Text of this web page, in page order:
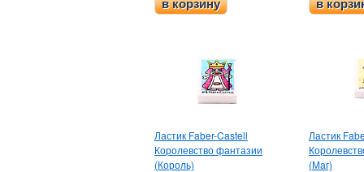
в корзину в
Ластик Faber-Castell
Королевство фантазии
(Король)
Ластик
(Маг)